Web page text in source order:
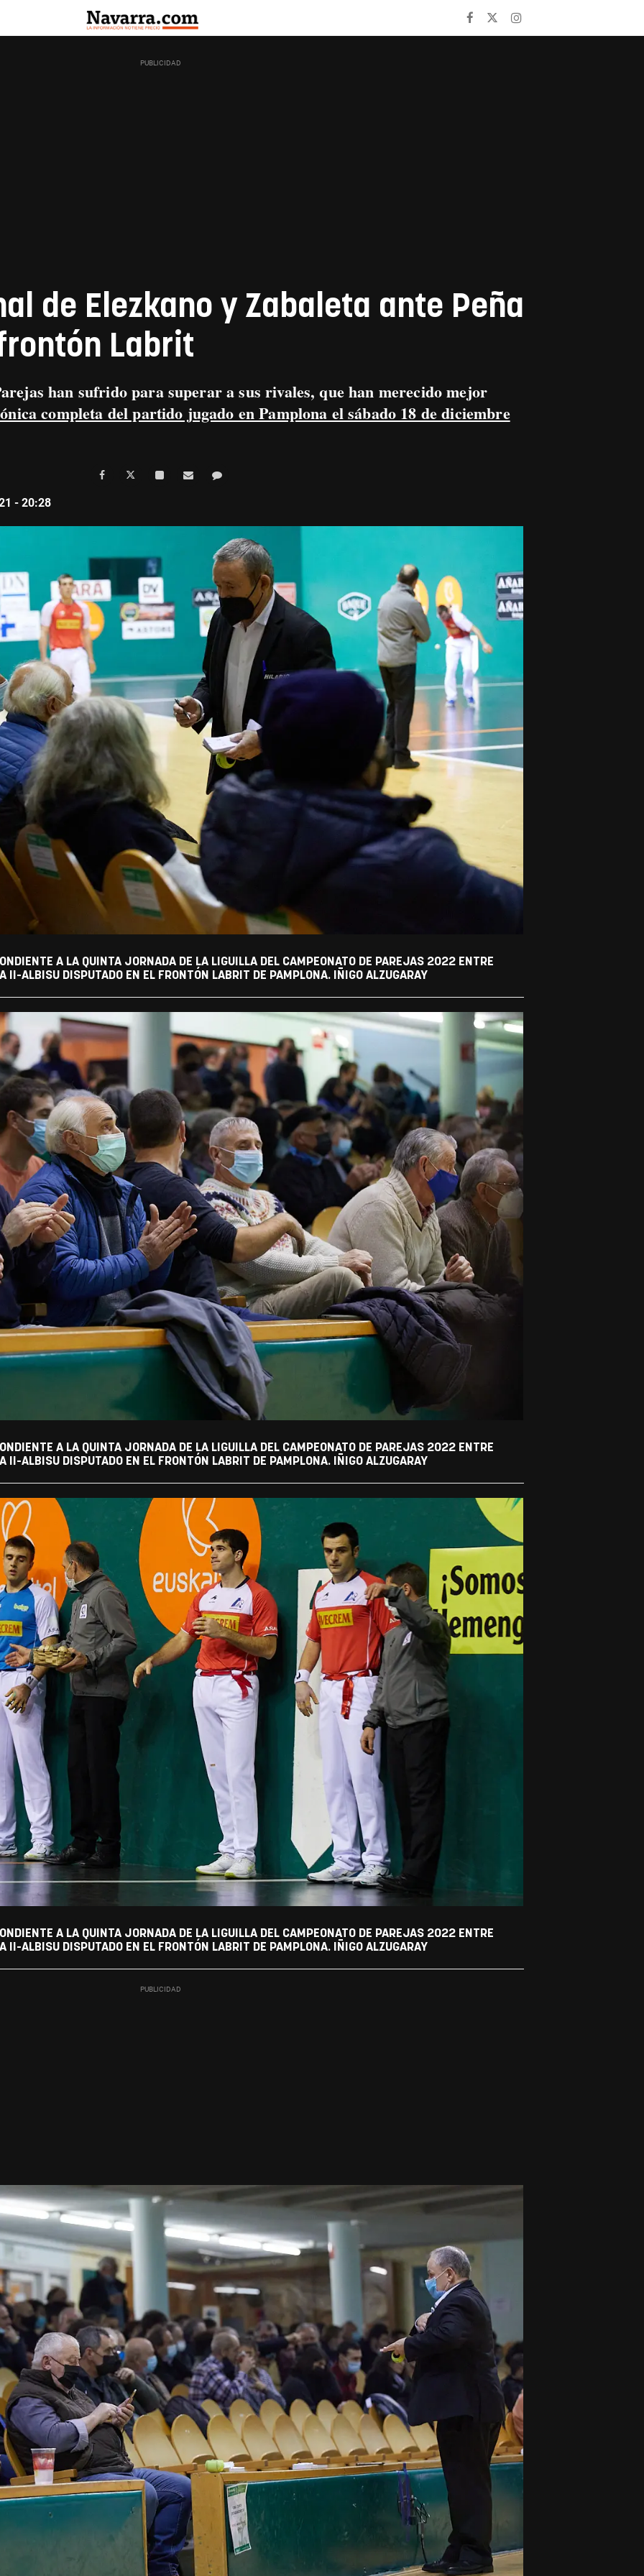
de Elezkano y Zabaleta ante Peña
Labrit
han sufrido para superar a sus rivales, que han merecido mejor
completa del partido jugado en Pamplona el sábado 18 de diciembre
- 20:28
A LA QUINTA JORNADA DE LA LIGUILLA DEL CAMPEONATO DE PAREJAS 2022 ENTRE
II-ALBISU DISPUTADO EN EL FRONTÓN LABRIT DE PAMPLONA. IÑIGO ALZUGARAY
A LA QUINTA JORNADA DE LA LIGUILLA DEL CAMPEONATO DE PAREJAS 2022 ENTRE
II-ALBISU DISPUTADO EN EL FRONTÓN LABRIT DE PAMPLONA. IÑIGO ALZUGARAY
A LA QUINTA JORNADA DE LA LIGUILLA DEL CAMPEONATO DE PAREJAS 2022 ENTRE
II-ALBISU DISPUTADO EN EL FRONTÓN LABRIT DE PAMPLONA. IÑIGO ALZUGARAY